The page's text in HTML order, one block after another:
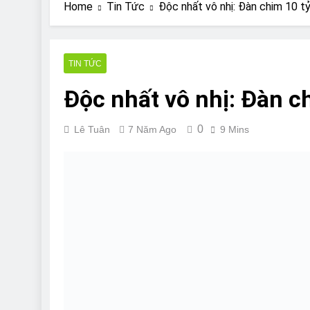
Are Bulldogs
7 Năm Ago
Can Bulldogs
7 Năm Ago
Home Tin Tức Độc nhất vô nhị: Đàn chim 10
TIN TỨC
Độc nhất vô nhị: Đàn
Lê Tuân 7 Năm Ago 0 9 Mins